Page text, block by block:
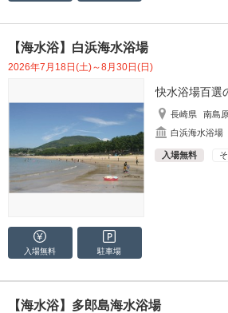
【海水浴】白浜海水浴場
2026年7月18日(土)～8月30日(日)
快水浴場百選
長崎県
南島
白浜海水浴場
入場無料
入場無料 駐車場
【海水浴】多郎島海水浴場